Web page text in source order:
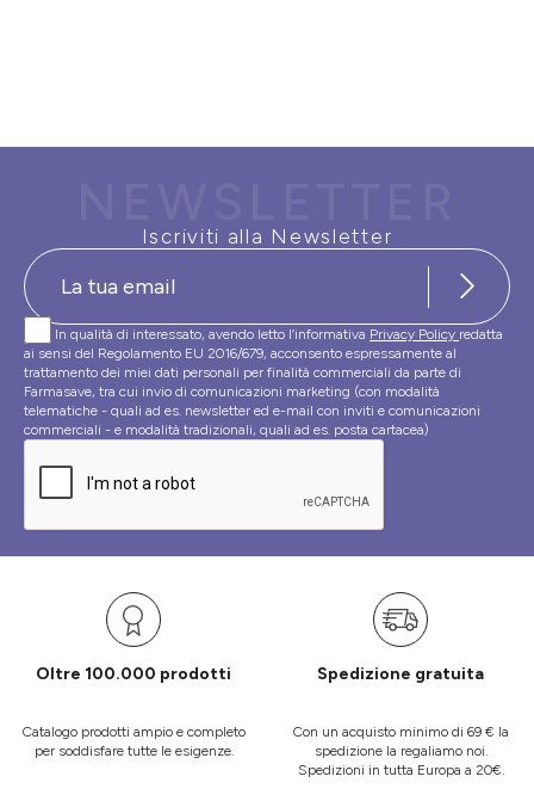
Iscriviti alla Newsletter
In qualità di interessato, avendo letto l’informativa Privacy Policy redatta
ai sensi del Regolamento EU 2016/679, acconsento espressamente al
trattamento dei miei dati personali per finalità commerciali da parte di
Farmasave, tra cui invio di comunicazioni marketing (con modalità
telematiche - quali ad es. newsletter ed e-mail con inviti e comunicazioni
commerciali - e modalità tradizionali, quali ad es. posta cartacea)
Oltre 100.000 prodotti
Catalogo prodotti ampio e completo
per soddisfare tutte le esigenze.
Spedizione gratuita
Con un acquisto minimo di 69 € la
spedizione la regaliamo noi.
Spedizioni in tutta Europa a 20€.